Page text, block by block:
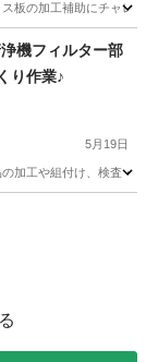
板の加工補助にチャ
機フィルター部
り作業♪
5月19日
加工や組付け、検査